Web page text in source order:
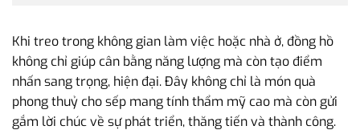
Khi treo trong không gian làm việc hoặc nhà ở, đồng hồ
không chỉ giúp cân bằng năng lượng mà còn tạo điểm
nhấn sang trọng, hiện đại. Đây không chỉ là món quà
phong thuỷ cho sếp mang tính thẩm mỹ cao mà còn gửi
gắm lời chúc về sự phát triển, thăng tiến và thành công.